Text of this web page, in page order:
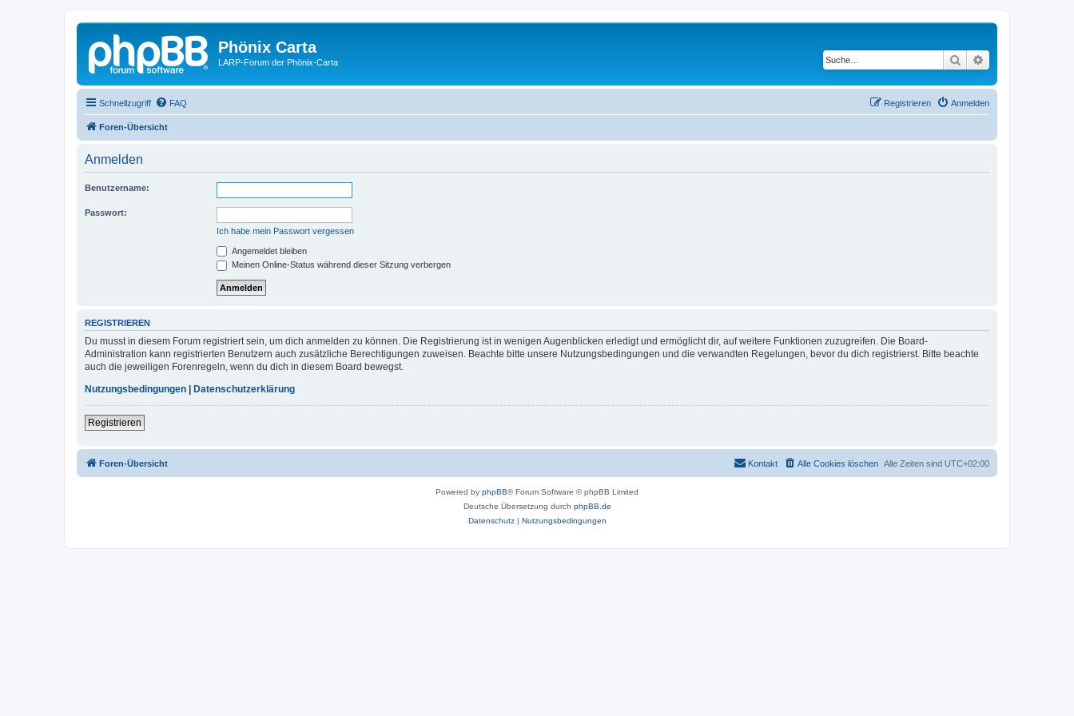
Phönix Carta
LARP-Forum der Phönix-Carta Suche
Schnellzugriff FAQ Anmelden
Registrieren
Foren-Übersicht
Anmelden
Benutzername:
Passwort:
Ich habe mein Passwort vergessen
Angemeldet bleiben
Meinen Online-Status während dieser Sitzung verbergen
REGISTRIEREN
Du musst in diesem Forum registriert sein, um dich anmelden zu können. Die Registrierung ist in wenigen Augenblicken erledigt und ermöglicht dir, auf weitere Funktionen zuzugreifen. Die Board-
Administration kann registrierten Benutzern auch zusätzliche Berechtigungen zuweisen. Beachte bitte unsere Nutzungsbedingungen und die verwandten Regelungen, bevor du dich registrierst. Bitte beachte
auch die jeweiligen Forenregeln, wenn du dich in diesem Board bewegst.
Nutzungsbedingungen
Datenschutzerklärung
Registrieren
Foren-Übersicht Alle Zeiten sind UTC+02:00
Alle Cookies löschen
Kontakt
Powered by phpBB® Forum Software © phpBB Limited
Deutsche Übersetzung durch phpBB.de
Datenschutz| Nutzungsbedingungen